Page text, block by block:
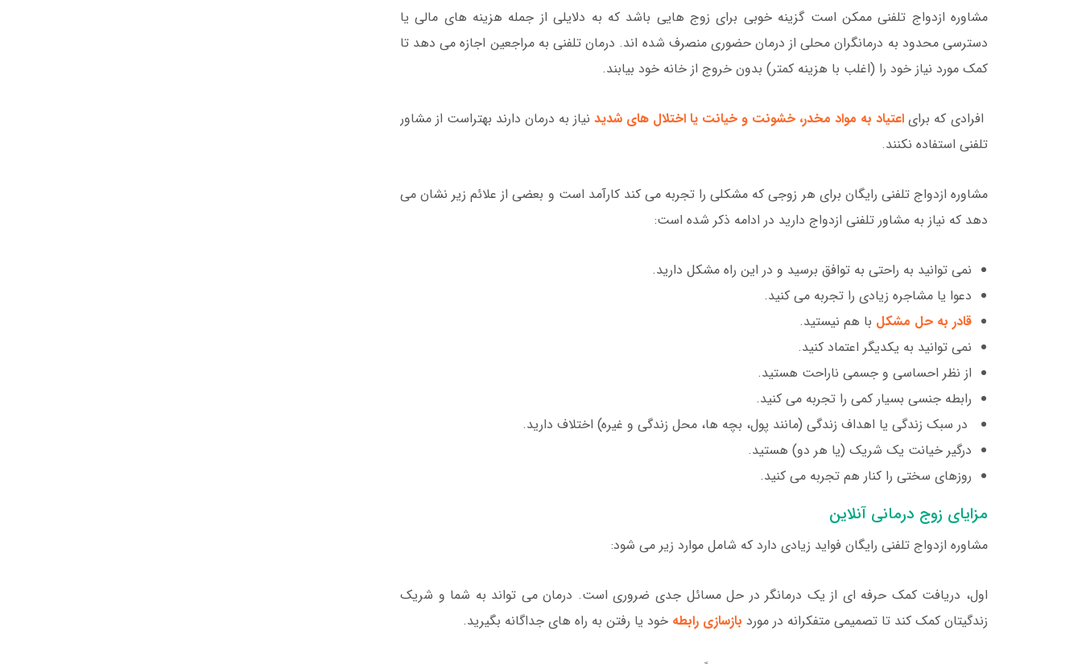
مشاوره ازدواج تلفنی ممکن است گزینه خوبی برای زوج هایی باشد که به دلایلی از جمله هزینه های مالی یا
دسترسی محدود به درمانگران محلی از درمان حضوری منصرف شده اند. درمان تلفنی به مراجعین اجازه می دهد تا
کمک مورد نیاز خود را (اغلب با هزینه کمتر) بدون خروج از خانه خود بیابند.
افرادی که برای اعتیاد به مواد مخدر، خشونت و خیانت یا اختلال های شدید نیاز به درمان دارند بهتراست از مشاور
تلفنی استفاده نکنند.
مشاوره ازدواج تلفنی رایگان برای هر زوجی که مشکلی را تجربه می کند کارآمد است و بعضی از علائم زیر نشان می
دهد که نیاز به مشاور تلفنی ازدواج دارید در ادامه ذکر شده است:
نمی توانید به راحتی به توافق برسید و در این راه مشکل دارید.
دعوا یا مشاجره زیادی را تجربه می کنید.
قادر به حل مشکل با هم نیستید.
نمی توانید به یکدیگر اعتماد کنید.
از نظر احساسی و جسمی ناراحت هستید.
رابطه جنسی بسیار کمی را تجربه می کنید.
در سبک زندگی یا اهداف زندگی (مانند پول، بچه ها، محل زندگی و غیره) اختلاف دارید.
درگیر خیانت یک شریک (یا هر دو) هستید.
روزهای سختی را کنار هم تجربه می کنید.
مزایای زوج درمانی آنلاین
مشاوره ازدواج تلفنی رایگان فواید زیادی دارد که شامل موارد زیر می شود:
اول، دریافت کمک حرفه ای از یک درمانگر در حل مسائل جدی ضروری است. درمان می تواند به شما و شریک
زندگیتان کمک کند تا تصمیمی متفکرانه در مورد بازسازی رابطه خود یا رفتن به راه های جداگانه بگیرید.